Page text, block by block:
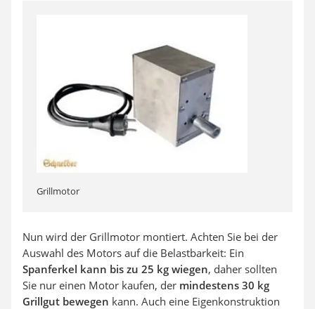
Grillmotor
Nun wird der Grillmotor montiert. Achten Sie bei der
Auswahl des Motors auf die Belastbarkeit: Ein
Spanferkel kann bis zu 25 kg wiegen, daher sollten
Sie nur einen Motor kaufen, der mindestens 30 kg
Grillgut bewegen kann. Auch eine Eigenkonstruktion